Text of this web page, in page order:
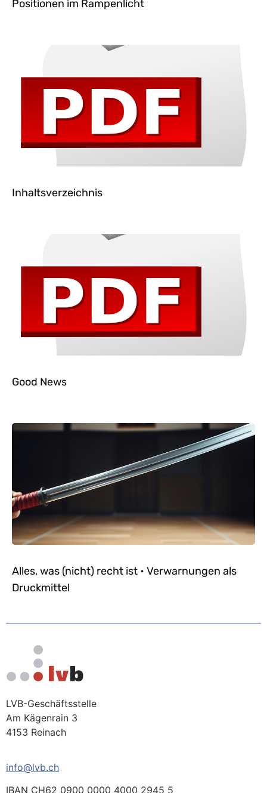
Positionen im Rampenlicht
Inhaltsverzeichnis
Good News
Alles, was (nicht) recht ist • Verwarnungen als
Druckmittel
LVB-Geschäftsstelle
Am Kägenrain 3
4153 Reinach
info@lvb.ch
IBAN CH62 0900 0000 4000 2945 5